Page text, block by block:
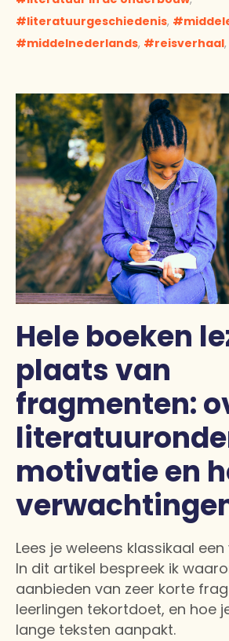
literatuurgeschiedenis,
middelnederlands, reisverhaal,
Hele boeken
plaats van
fragmenten:
motivatie en
Lees je weleens klassikaal
In dit artikel bespreek ik
aanbieden van zeer korte
leerlingen tekortdoet, en hoe
lange teksten aanpakt.